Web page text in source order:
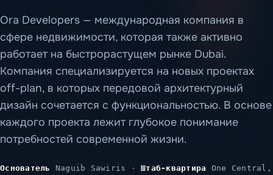
Ora Developers — международная компания в
сфере недвижимости, которая также активно
работает на быстрорастущем рынке Dubai.
Компания специализируется на новых проектах
off-plan, в которых передовой архитектурный
дизайн сочетается с функциональностью. В основе
каждого проекта лежит глубокое понимание
потребностей современной жизни.
Основатель Naguib Sawiris ·Штаб-квартира One Central,